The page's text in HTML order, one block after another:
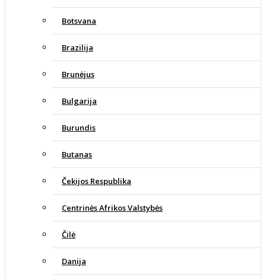
Botsvana
Brazilija
Brunėjus
Bulgarija
Burundis
Butanas
Čekijos Respublika
Centrinės Afrikos Valstybės
Čilė
Danija